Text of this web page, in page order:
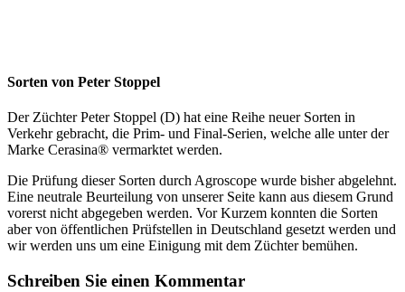
Sorten von Peter Stoppel
Der Züchter Peter Stoppel (D) hat eine Reihe neuer Sorten in
Verkehr gebracht, die Prim- und Final-Serien, welche alle unter der
Marke Cerasina® vermarktet werden.
Die Prüfung dieser Sorten durch Agroscope wurde bisher abgelehnt.
Eine neutrale Beurteilung von unserer Seite kann aus diesem Grund
vorerst nicht abgegeben werden. Vor Kurzem konnten die Sorten
aber von öffentlichen Prüfstellen in Deutschland gesetzt werden und
wir werden uns um eine Einigung mit dem Züchter bemühen.
Schreiben Sie einen Kommentar